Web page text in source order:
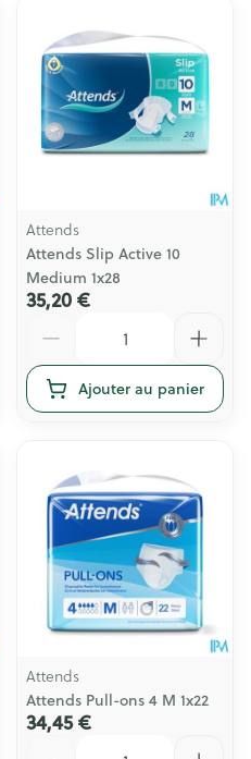
Attends
Attends Slip Active 10
Medium 1x28
35,20 €
Ajouter au panier
Attends
Attends Pull-ons 4 M 1x22
34,45 €